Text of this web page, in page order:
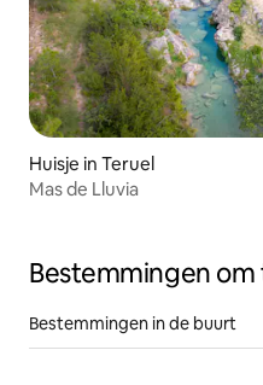
Huisje in Teruel
Mas de Lluvia
Bestemmingen
Bestemmingen in de buurt